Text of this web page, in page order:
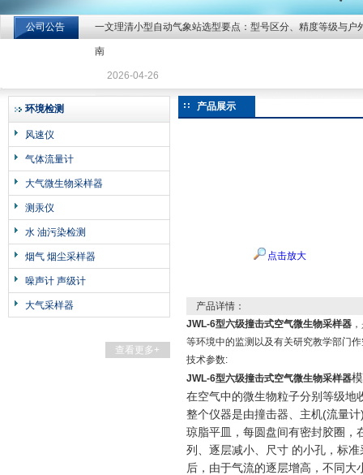
北京北拓仪器设备有限公司
公司公告 一文理清小型自动气象站选型要点：型号区分、精度等级与户
南
2026-04-26
环境检测
风速仪
气体流量计
大气微生物采样器
测汞仪
水 油污染检测
烟气 烟尘采样器
噪声计 声级计
大气采样器
查看更多+
产品展示
点击放大
产品详情：
JWL-6型六级撞击式空气微生物采样器
等环境中的监测以及有关研究教学部门
技术参数:
JWL-6型六级撞击式空气微生物采样器
在空气中的微生物粒子分别等级地
整个仪器是由撞击器、主机(流量
琼脂平皿，每圆盘间有密封胶圈，
列、逐层减小、尺寸 的小孔，标
后，由于气流的逐层增高，不同